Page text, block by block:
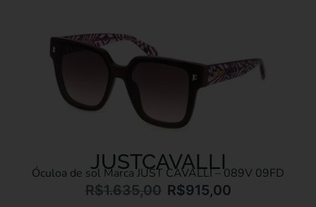
JUSTCAVALLI
Óculoa de sol Marca JUST CAVALLI – 089V 09FD
R$1.635,00 R$915,00